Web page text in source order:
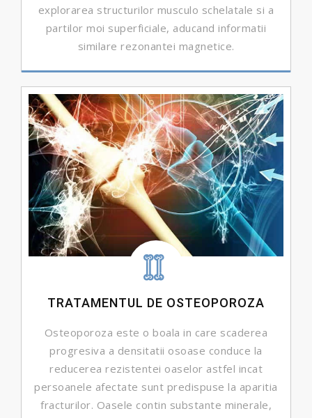
explorarea structurilor musculo schelatale si a
partilor moi superficiale, aducand informatii
similare rezonantei magnetice.
DETALII ...
TRATAMENTUL DE OSTEOPOROZA
Osteoporoza este o boala in care scaderea
progresiva a densitatii osoase conduce la
reducerea rezistentei oaselor astfel incat
persoanele afectate sunt predispuse la aparitia
fracturilor. Oasele contin substante minerale,